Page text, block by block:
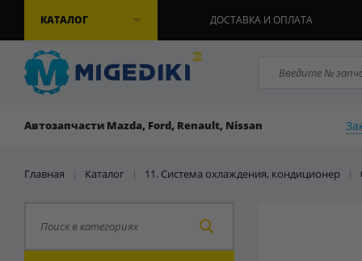
КАТАЛОГ ДОСТАВКА И ОПЛАТА
Автозапчасти Mazda, Ford, Renault, Nissan
Главная | Каталог | 11. Система охлаждения, кондиционер |